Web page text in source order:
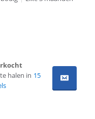
halen in 15